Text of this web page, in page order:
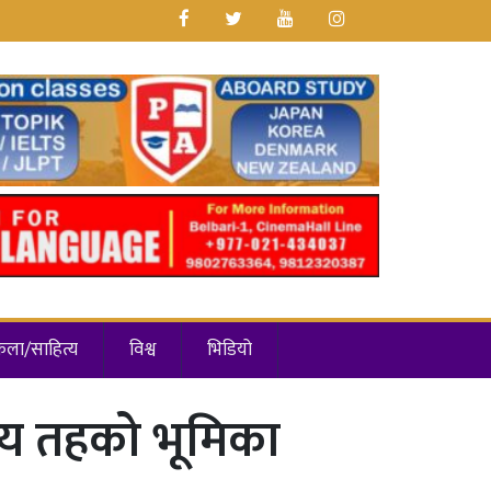
साहित्य विश्व भिडियो
तहको भूमिका